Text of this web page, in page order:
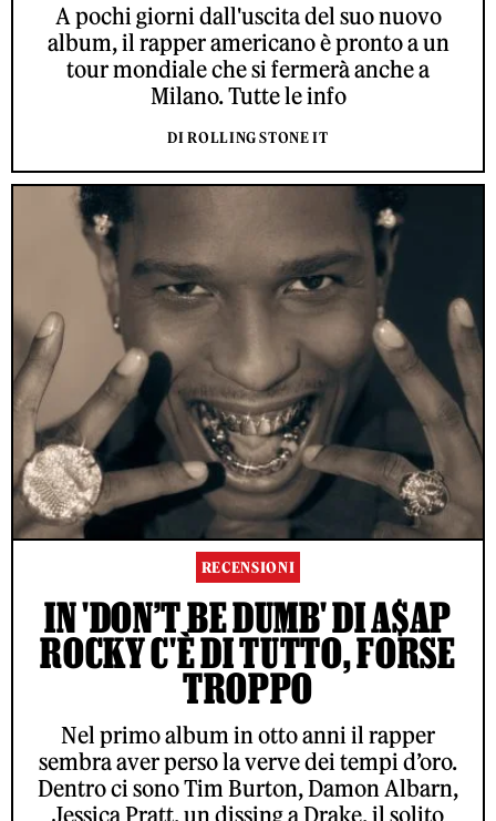
A pochi giorni dall'uscita del suo nuovo
album, il rapper americano è pronto a un
tour mondiale che si fermerà anche a
Milano. Tutte le info
DI ROLLING STONE IT
RECENSIONI
IN 'DON’T BE DUMB' DI A$AP
ROCKY C'È DI TUTTO, FORSE
TROPPO
Nel primo album in otto anni il rapper
sembra aver perso la verve dei tempi d’oro.
Dentro ci sono Tim Burton, Damon Albarn,
Jessica Pratt, un dissing a Drake, il solito